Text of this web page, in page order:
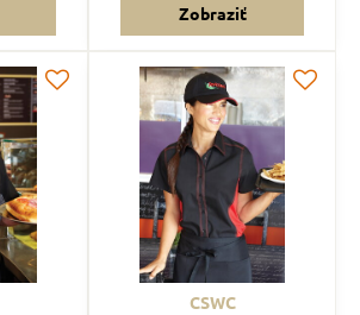
Zobraziť
CSWC